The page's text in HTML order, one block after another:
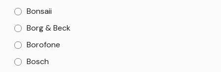
Bonsaii
Borg & Beck
Borofone
Bosch